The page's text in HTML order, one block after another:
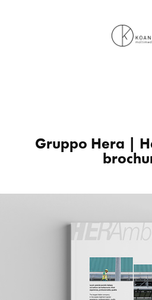
Gruppo Hera |